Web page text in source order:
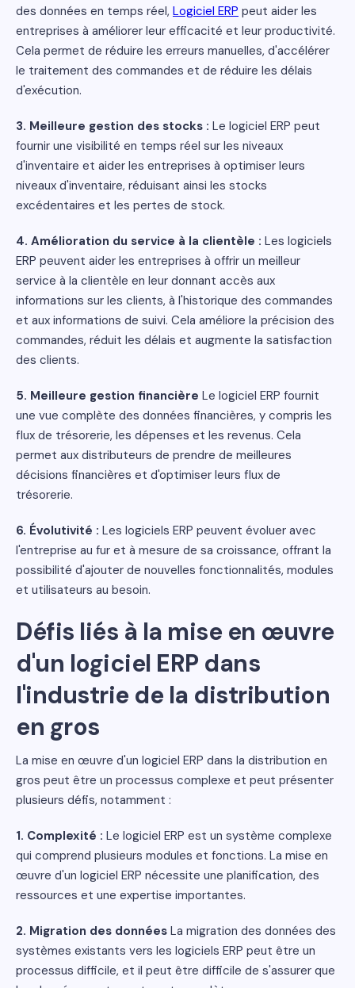
des données en temps réel, Logiciel ERP peut aider les
entreprises à améliorer leur efficacité et leur productivité.
Cela permet de réduire les erreurs manuelles, d'accélérer
le traitement des commandes et de réduire les délais
d'exécution.
3. Meilleure gestion des stocks : Le logiciel ERP peut
fournir une visibilité en temps réel sur les niveaux
d'inventaire et aider les entreprises à optimiser leurs
niveaux d'inventaire, réduisant ainsi les stocks
excédentaires et les pertes de stock.
4. Amélioration du service à la clientèle : Les logiciels
ERP peuvent aider les entreprises à offrir un meilleur
service à la clientèle en leur donnant accès aux
informations sur les clients, à l'historique des commandes
et aux informations de suivi. Cela améliore la précision des
commandes, réduit les délais et augmente la satisfaction
des clients.
5. Meilleure gestion financière Le logiciel ERP fournit
une vue complète des données financières, y compris les
flux de trésorerie, les dépenses et les revenus. Cela
permet aux distributeurs de prendre de meilleures
décisions financières et d'optimiser leurs flux de
trésorerie.
6. Évolutivité : Les logiciels ERP peuvent évoluer avec
l'entreprise au fur et à mesure de sa croissance, offrant la
possibilité d'ajouter de nouvelles fonctionnalités, modules
et utilisateurs au besoin.
Défis liés à la mise en œuvre
d'un logiciel ERP dans
l'industrie de la distribution
en gros
La mise en œuvre d'un logiciel ERP dans la distribution en
gros peut être un processus complexe et peut présenter
plusieurs défis, notamment :
1. Complexité : Le logiciel ERP est un système complexe
qui comprend plusieurs modules et fonctions. La mise en
œuvre d'un logiciel ERP nécessite une planification, des
ressources et une expertise importantes.
2. Migration des données La migration des données des
systèmes existants vers les logiciels ERP peut être un
processus difficile, et il peut être difficile de s'assurer que